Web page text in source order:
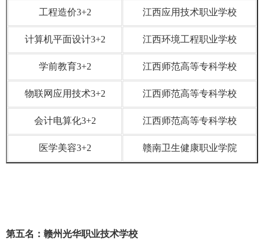
工程造价3+2 江西应用技术职业学校
计算机平面设计3+2 江西环境工程职业学校
学前教育3+2 江西师范高等专科学校
物联网应用技术3+2 江西师范高等专科学校
会计电算化3+2 江西师范高等专科学校
医学美容3+2 赣南卫生健康职业学院
第五名：赣州光华职业技术学校